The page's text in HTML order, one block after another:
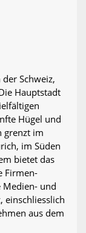
Schweiz,
Hauptstadt
Hügel und
grenzt im
im Süden
bietet das
Firmen-
und
einschliesslich
aus dem